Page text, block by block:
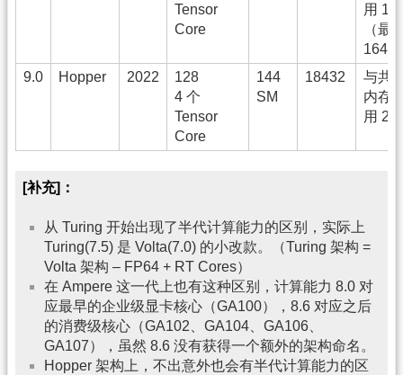
Tensor
Core
用
（最
164）
9.0
Hopper 2022
128
4 个
Tensor
Core
144
SM
18432
与共
内存
用
[补充]：
从 Turing 开始出现了半代计算能力的区别，实际上
Turing(7.5) 是 Volta(7.0) 的小改款。（Turing 架构 =
Volta 架构 – FP64 + RT Cores）
在 Ampere 这一代上也有这种区别，计算能力 8.0 对
应最早的企业级显卡核心（GA100），8.6 对应之后
的消费级核心（GA102、GA104、GA106、
GA107），虽然 8.6 没有获得一个额外的架构命名。
Hopper 架构上，不出意外也会有半代计算能力的区